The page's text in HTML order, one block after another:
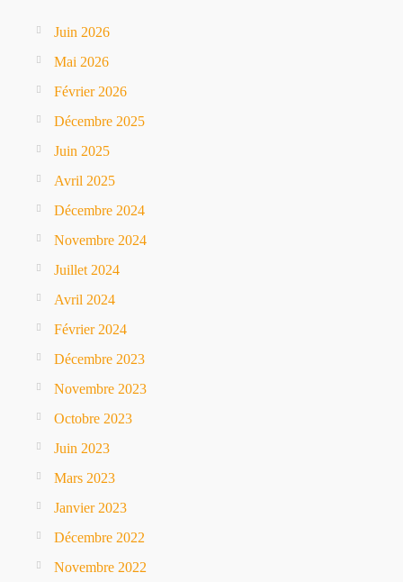
Juin 2026
Mai 2026
Février 2026
Décembre 2025
Juin 2025
Avril 2025
Décembre 2024
Novembre 2024
Juillet 2024
Avril 2024
Février 2024
Décembre 2023
Novembre 2023
Octobre 2023
Juin 2023
Mars 2023
Janvier 2023
Décembre 2022
Novembre 2022